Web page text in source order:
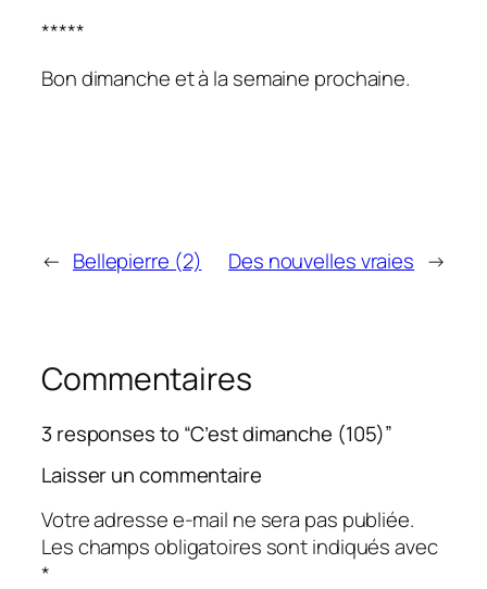
*****
Bon dimanche et à la semaine prochaine.
← Bellepierre (2) Des nouvelles vraies →
Commentaires
3 responses to “C’est dimanche (105)”
Laisser un commentaire
Votre adresse e-mail ne sera pas publiée.
Les champs obligatoires sont indiqués avec
*